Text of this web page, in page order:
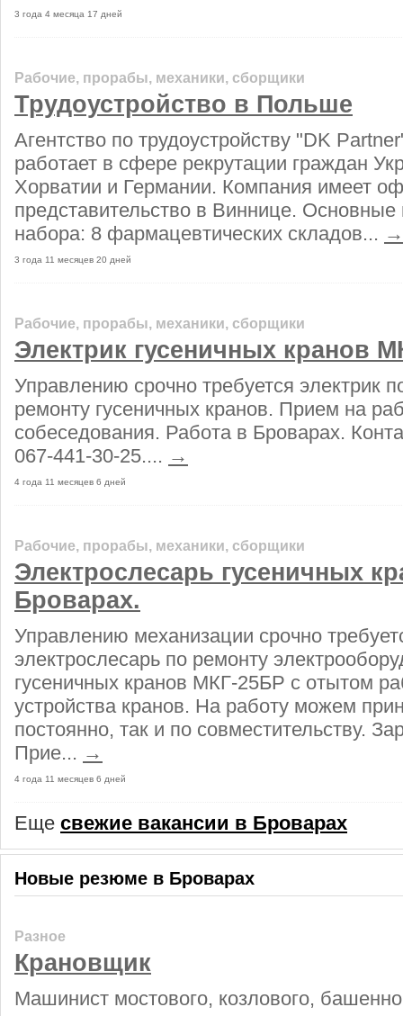
3 года 4 месяца 17 дней
Рабочие, прорабы, механики, сборщики
Трудоустройство в Польше
Агентство по трудоустройству "DK
работает в сфере рекрутации граждан
Хорватии и Германии. Компания имеет
представительство в Виннице. Основные
набора: 8 фармацевтических складов... →
3 года 11 месяцев 20 дней
Рабочие, прорабы, механики, сборщики
Электрик гусеничных кранов
Управлению срочно требуется электрик
ремонту гусеничных кранов. Прием на
собеседования. Работа в Броварах.
067-441-30-25.... →
4 года 11 месяцев 6 дней
Рабочие, прорабы, механики, сборщики
Электрослесарь гусеничных
Броварах.
Управлению механизации срочно
электрослесарь по ремонту
гусеничных кранов МКГ-25БР с отытом
устройства кранов. На работу можем
постоянно, так и по совместительству.
Прие... →
4 года 11 месяцев 6 дней
Еще свежие вакансии в Броварах
Новые резюме в Броварах
Разное
Крановщик
Машинист мостового, козлового,